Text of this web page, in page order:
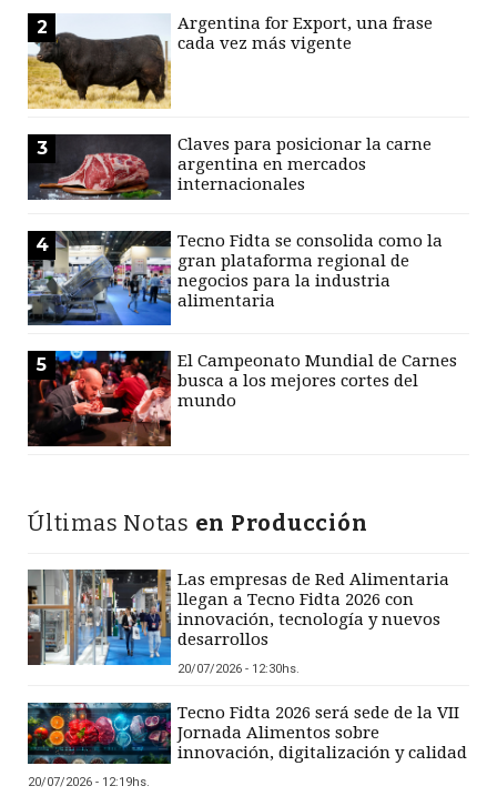
2
Argentina for Export, una frase
cada vez más vigente
3
Claves para posicionar la carne
argentina en mercados
internacionales
4
Tecno Fidta se consolida como la
gran plataforma regional de
negocios para la industria
alimentaria
5
El Campeonato Mundial de Carnes
busca a los mejores cortes del
mundo
Últimas Notas en Producción
Las empresas de Red Alimentaria
llegan a Tecno Fidta 2026 con
innovación, tecnología y nuevos
desarrollos
20/07/2026 - 12:30hs.
Tecno Fidta 2026 será sede de la VII
Jornada Alimentos sobre
innovación, digitalización y calidad
20/07/2026 - 12:19hs.